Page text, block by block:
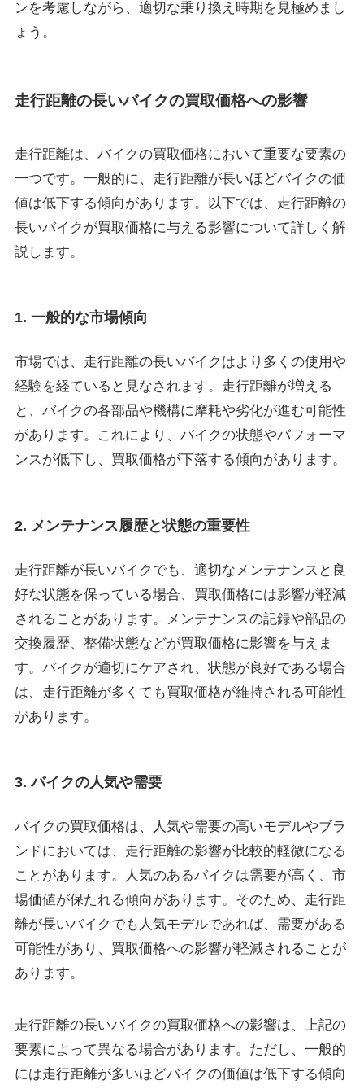
ンを考慮しながら、適切な乗り換え時期を見極めまし
ょう。
走行距離の長いバイクの買取価格への影響
走行距離は、バイクの買取価格において重要な要素の
一つです。一般的に、走行距離が長いほどバイクの価
値は低下する傾向があります。以下では、走行距離の
長いバイクが買取価格に与える影響について詳しく解
説します。
1. 一般的な市場傾向
市場では、走行距離の長いバイクはより多くの使用や
経験を経ていると見なされます。走行距離が増える
と、バイクの各部品や機構に摩耗や劣化が進む可能性
があります。これにより、バイクの状態やパフォーマ
ンスが低下し、買取価格が下落する傾向があります。
2. メンテナンス履歴と状態の重要性
走行距離が長いバイクでも、適切なメンテナンスと良
好な状態を保っている場合、買取価格には影響が軽減
されることがあります。メンテナンスの記録や部品の
交換履歴、整備状態などが買取価格に影響を与えま
す。バイクが適切にケアされ、状態が良好である場合
は、走行距離が多くても買取価格が維持される可能性
があります。
3. バイクの人気や需要
バイクの買取価格は、人気や需要の高いモデルやブラ
ンドにおいては、走行距離の影響が比較的軽微になる
ことがあります。人気のあるバイクは需要が高く、市
場価値が保たれる傾向があります。そのため、走行距
離が長いバイクでも人気モデルであれば、需要がある
可能性があり、買取価格への影響が軽減されることが
あります。
走行距離の長いバイクの買取価格への影響は、上記の
要素によって異なる場合があります。ただし、一般的
には走行距離が多いほどバイクの価値は低下する傾向